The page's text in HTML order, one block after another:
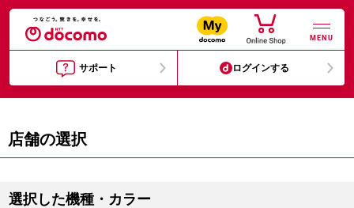
MENU
サポート ログインする
店舗の選択
選択した機種・カラー